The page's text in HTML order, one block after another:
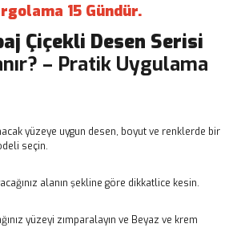
15 Gündür.
Çiçekli Desen Serisi
– Pratik Uygulama
yüzeye uygun desen, boyut ve renklerde bir
seçin.
alanın şekline göre dikkatlice kesin.
yüzeyi zımparalayın ve Beyaz ve krem